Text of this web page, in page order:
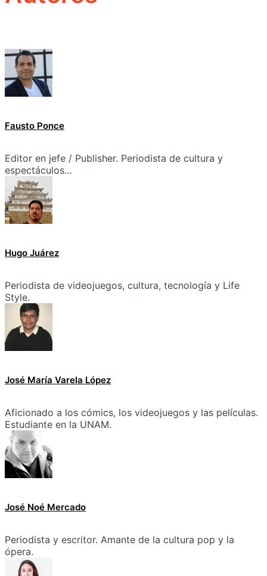
Fausto Ponce
Editor en jefe / Publisher. Periodista de cultura y
espectáculos…
Hugo Juárez
Periodista de videojuegos, cultura, tecnología y Life
Style.
José María Varela López
Aficionado a los cómics, los videojuegos y las películas.
Estudiante en la UNAM.
José Noé Mercado
Periodista y escritor. Amante de la cultura pop y la
ópera.